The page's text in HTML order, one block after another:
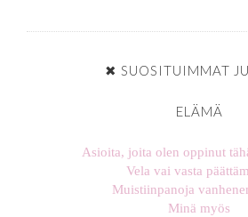
✖ SUOSITUIMMAT
ELÄMÄ
Asioita, joita olen oppinut
Vela vai vasta
Muistiinpanoja
Minä myös